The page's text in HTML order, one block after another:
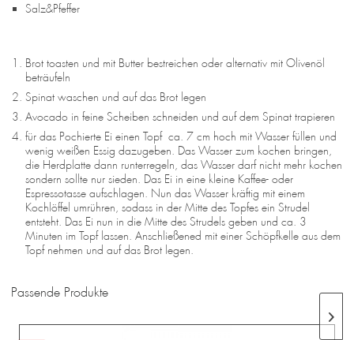
Salz&Pfeffer
Brot toasten und mit Butter bestreichen oder alternativ mit Olivenöl
beträufeln
Spinat waschen und auf das Brot legen
Avocado in feine Scheiben schneiden und auf dem Spinat trapieren
für das Pochierte Ei einen Topf ca. 7 cm hoch mit Wasser füllen und
wenig weißen Essig dazugeben. Das Wasser zum kochen bringen,
die Herdplatte dann runterregeln, das Wasser darf nicht mehr kochen
sondern sollte nur sieden. Das Ei in eine kleine Kaffee- oder
Espressotasse aufschlagen. Nun das Wasser kräftig mit einem
Kochlöffel umrühren, sodass in der Mitte des Topfes ein Strudel
entsteht. Das Ei nun in die Mitte des Strudels geben und ca. 3
Minuten im Topf lassen. Anschließened mit einer Schöpfkelle aus dem
Topf nehmen und auf das Brot legen.
Passende Produkte